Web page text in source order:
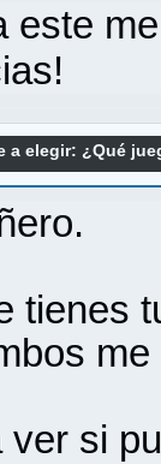
este
a elegir: ¿Qué
tienes
ver si